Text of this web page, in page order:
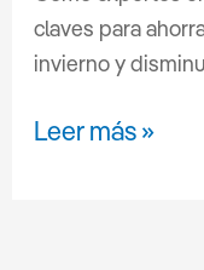
claves para
invierno y
Leer más »